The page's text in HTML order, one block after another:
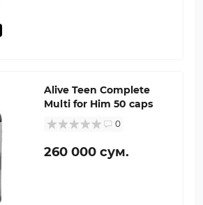
Alive Teen Complete
Multi for Him 50 caps
0
260 000 сум.